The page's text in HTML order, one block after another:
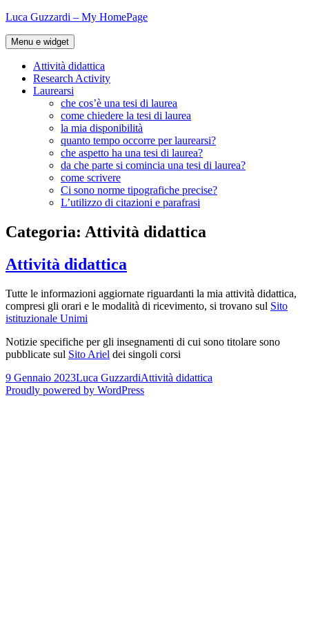
Vai
contenuto
Luca Guzzardi – My HomePage
Menu e widget
Attività didattica
Research Activity
Laurearsi
che cos’è una tesi di laurea
come chiedere la tesi di laurea
la mia disponibilità
quanto tempo occorre per laurearsi?
che aspetto ha una tesi di laurea?
da che parte si comincia una tesi di laurea?
come scrivere
Ci sono norme tipografiche precise?
L’utilizzo di citazioni e parafrasi
Categoria: Attività didattica
Attività didattica
Tutte le informazioni aggiornate riguardanti la mia attività didattica,
compresi gli orari e le modalità di ricevimento, si trovano sul Sito
istituzionale Unimi
Notizie specifiche per gli insegnamenti di cui sono titolare sono
pubblicate sul Sito Ariel dei singoli corsi
Scritto
il
9 Gennaio 2023Autore
Luca GuzzardiCategorie
Attività didattica
Proudly powered by WordPress